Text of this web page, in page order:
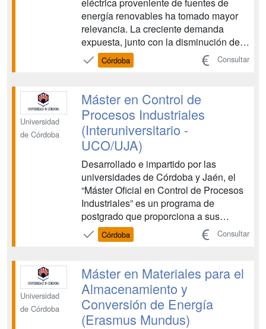
energía renovables ha tomado mayor
relevancia. La creciente demanda
expuesta, junto con la disminución de
recursos energéticos, constituyen una
serie de factores que condicionan el
general, y el de las infraestructuras
energéticas en partic...
Córdoba Consultar
Universidad
de Córdoba
Máster en Control de
Procesos Industriales
(Interuniversitario -
UCO/UJA)
Desarrollado e impartido por las
universidades de Córdoba y Jaén, el
“Máster Oficial en Control de Procesos
Industriales” es un programa de
postgrado que proporciona a sus
alumnos un abanico de conocimientos
amplio y ajustado a las demandas del
desarrollándose en estrecha sintonía
con algunas de las empresas más si...
Córdoba Consultar
Universidad
de Córdoba
Máster en Materiales para el
Almacenamiento y
Conversión de Energía
(Erasmus Mundus)